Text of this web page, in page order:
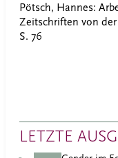
Pötsch, Hannes:
Zeitschriften von der
S. 76
LETZTE